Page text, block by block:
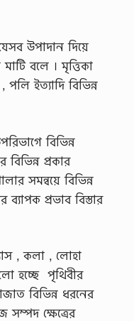
উপাদান দিয়ে
বলে । মৃত্তিকা
ইত্যাদি বিভিন্ন
বিভিন্ন
প্রকার
সমন্বয়ে বিভিন্ন
প্রভাব বিস্তার
, কলা , লােহা
হচ্ছে পৃথিবীর
বিভিন্ন ধরনের
ক্ষেত্রের